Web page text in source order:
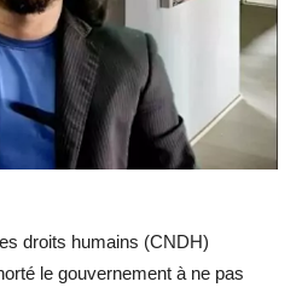
droits humains (CNDH)
le gouvernement à ne pas